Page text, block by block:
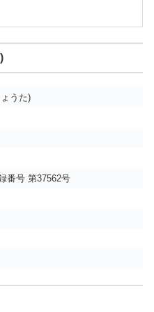
うた)
番号 第37562号